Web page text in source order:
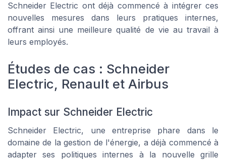
Schneider Electric ont déjà commencé à intégrer ces
nouvelles mesures dans leurs pratiques internes,
offrant ainsi une meilleure qualité de vie au travail à
leurs employés.
Études de cas : Schneider
Electric, Renault et Airbus
Impact sur Schneider Electric
Schneider Electric, une entreprise phare dans le
domaine de la gestion de l'énergie, a déjà commencé à
adapter ses politiques internes à la nouvelle grille